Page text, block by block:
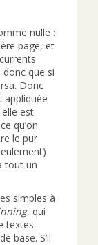
nulle :
page, et
donc que si
Donc
appliquée
est
qu’on
le pur
tout un
simples à
, qui
textes
base. S’il